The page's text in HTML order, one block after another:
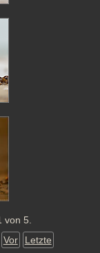
von 5.
Vor Letzte